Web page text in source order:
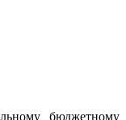
бюджетному